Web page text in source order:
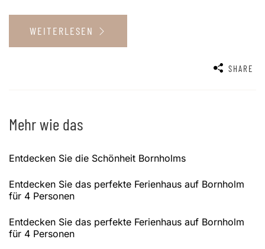
WEITERLESEN
SHARE
Mehr wie das
Entdecken Sie die Schönheit Bornholms
Entdecken Sie das perfekte Ferienhaus auf Bornholm
für 4 Personen
Entdecken Sie das perfekte Ferienhaus auf Bornholm
für 4 Personen